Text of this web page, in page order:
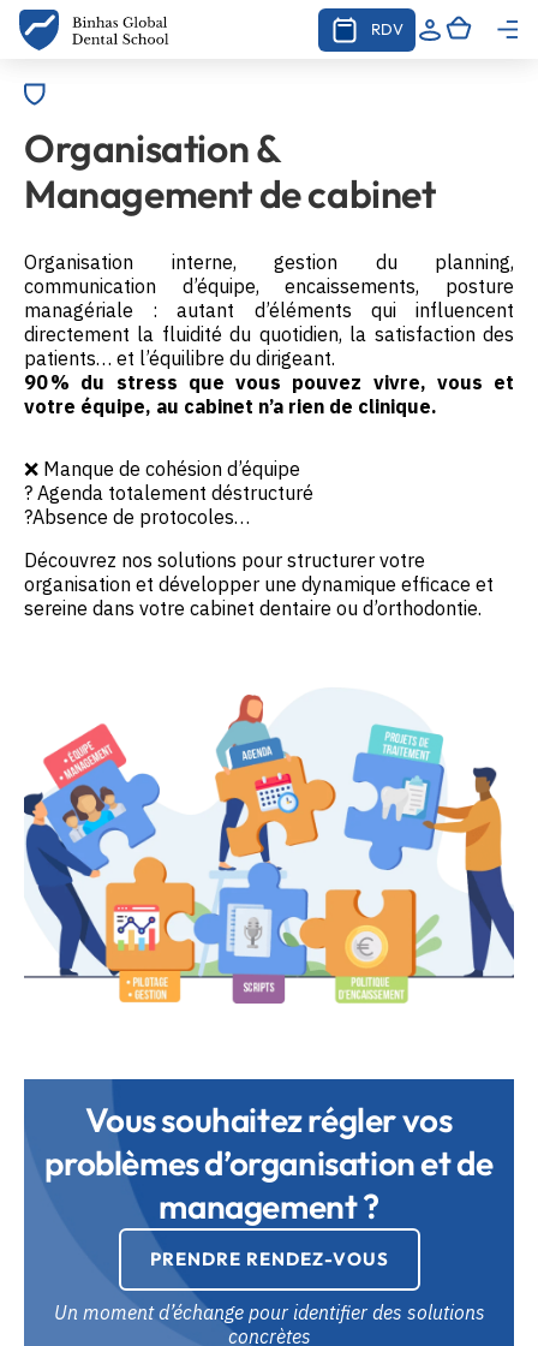
RDV
Organisation &
Management de cabinet
Organisation interne, gestion du planning,
communication d’équipe, encaissements, posture
managériale : autant d’éléments qui influencent
directement la fluidité du quotidien, la satisfaction des
patients… et l’équilibre du dirigeant.
90 % du stress que vous pouvez vivre, vous et
votre équipe, au cabinet n’a rien de clinique.
❌ Manque de cohésion d’équipe
?️ Agenda totalement déstructuré
?Absence de protocoles…
Découvrez nos solutions pour structurer votre
organisation et développer une dynamique efficace et
sereine dans votre cabinet dentaire ou d’orthodontie.
Vous souhaitez régler vos
problèmes d’organisation et de
management ?
PRENDRE RENDEZ-VOUS
Un moment d’échange pour identifier des solutions
concrètes